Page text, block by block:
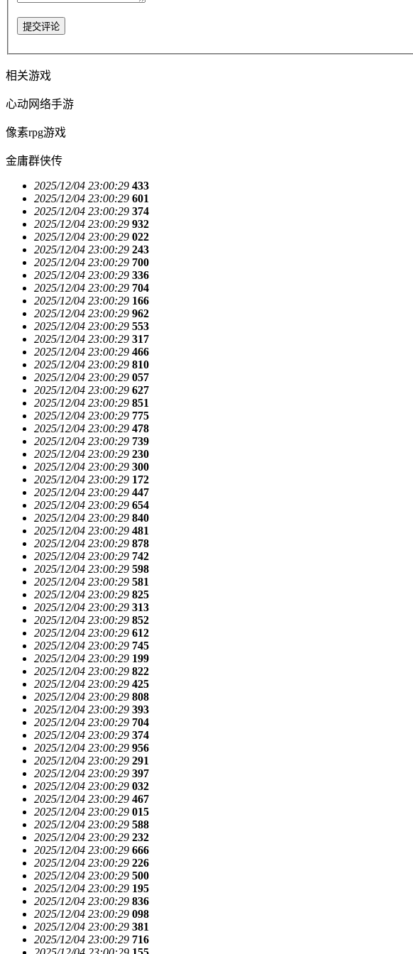
提交评论
相关游戏
心动网络手游
像素rpg游戏
金庸群侠传
2025/12/04 23:00:29 433
2025/12/04 23:00:29 601
2025/12/04 23:00:29 374
2025/12/04 23:00:29 932
2025/12/04 23:00:29 022
2025/12/04 23:00:29 243
2025/12/04 23:00:29 700
2025/12/04 23:00:29 336
2025/12/04 23:00:29 704
2025/12/04 23:00:29 166
2025/12/04 23:00:29 962
2025/12/04 23:00:29 553
2025/12/04 23:00:29 317
2025/12/04 23:00:29 466
2025/12/04 23:00:29 810
2025/12/04 23:00:29 057
2025/12/04 23:00:29 627
2025/12/04 23:00:29 851
2025/12/04 23:00:29 775
2025/12/04 23:00:29 478
2025/12/04 23:00:29 739
2025/12/04 23:00:29 230
2025/12/04 23:00:29 300
2025/12/04 23:00:29 172
2025/12/04 23:00:29 447
2025/12/04 23:00:29 654
2025/12/04 23:00:29 840
2025/12/04 23:00:29 481
2025/12/04 23:00:29 878
2025/12/04 23:00:29 742
2025/12/04 23:00:29 598
2025/12/04 23:00:29 581
2025/12/04 23:00:29 825
2025/12/04 23:00:29 313
2025/12/04 23:00:29 852
2025/12/04 23:00:29 612
2025/12/04 23:00:29 745
2025/12/04 23:00:29 199
2025/12/04 23:00:29 822
2025/12/04 23:00:29 425
2025/12/04 23:00:29 808
2025/12/04 23:00:29 393
2025/12/04 23:00:29 704
2025/12/04 23:00:29 374
2025/12/04 23:00:29 956
2025/12/04 23:00:29 291
2025/12/04 23:00:29 397
2025/12/04 23:00:29 032
2025/12/04 23:00:29 467
2025/12/04 23:00:29 015
2025/12/04 23:00:29 588
2025/12/04 23:00:29 232
2025/12/04 23:00:29 666
2025/12/04 23:00:29 226
2025/12/04 23:00:29 500
2025/12/04 23:00:29 195
2025/12/04 23:00:29 836
2025/12/04 23:00:29 098
2025/12/04 23:00:29 381
2025/12/04 23:00:29 716